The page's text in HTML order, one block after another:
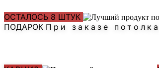
ОСТАЛОСЬ 8 ШТУК
ПОДАРОК При заказе